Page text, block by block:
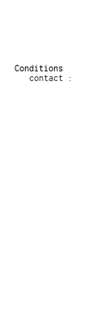
Conditions
contact :